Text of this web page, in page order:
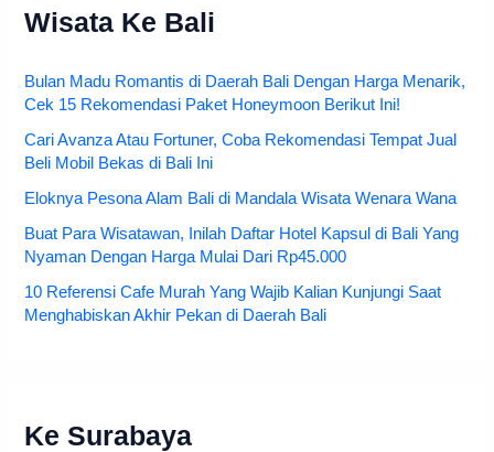
Wisata Ke Bali
Bulan Madu Romantis di Daerah Bali Dengan Harga Menarik,
Cek 15 Rekomendasi Paket Honeymoon Berikut Ini!
Cari Avanza Atau Fortuner, Coba Rekomendasi Tempat Jual
Beli Mobil Bekas di Bali Ini
Eloknya Pesona Alam Bali di Mandala Wisata Wenara Wana
Buat Para Wisatawan, Inilah Daftar Hotel Kapsul di Bali Yang
Nyaman Dengan Harga Mulai Dari Rp45.000
10 Referensi Cafe Murah Yang Wajib Kalian Kunjungi Saat
Menghabiskan Akhir Pekan di Daerah Bali
Ke Surabaya